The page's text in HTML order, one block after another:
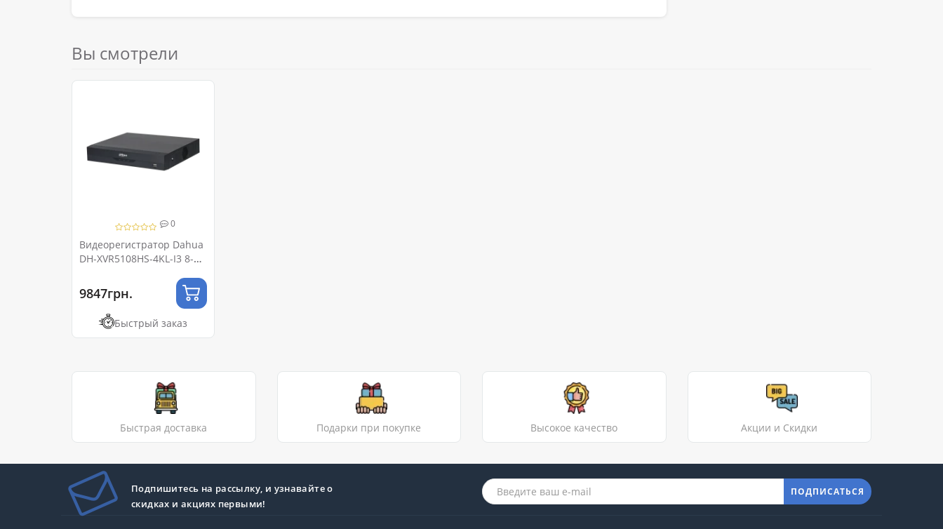
Вы смотрели
0
Видеорегистратор Dahua
DH-XVR5108HS-4KL-I3 8-
1HDD WizSense
9847грн.
Быстрый заказ
Быстрая доставка Подарки при покупке Высокое качество Акции и Скидки
Подпишитесь на рассылку, и узнавайте о
скидках и акциях первыми!
ПОДПИСАТЬСЯ